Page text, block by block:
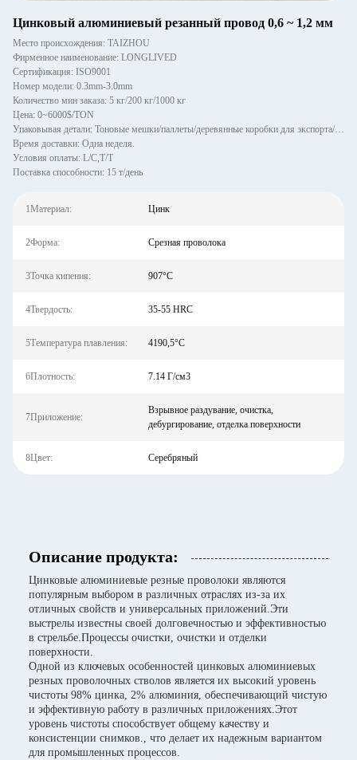
Цинковый алюминиевый резанный провод 0,6 ~ 1,2 мм
Место происхождения: TAIZHOU
Фирменное наименование: LONGLIVED
Сертификация: ISO9001
Номер модели: 0.3mm-3.0mm
Количество мин заказа: 5 кг/200 кг/1000 кг
Цена: 0~6000$/TON
Упаковывая детали: Тоновые мешки/паллеты/деревянные коробки для экспорта/по индивидуальному заказу
Время доставки: Одна неделя.
Условия оплаты: L/C,T/T
Поставка способности: 15 т/день
1Материал: Цинк
2Форма: Срезная проволока
3Точка кипения: 907°C
4Твердость: 35-55 HRC
5Температура плавления: 4190,5°C
6Плотность: 7.14 Г/см3
7Приложение:
Взрывное раздувание, очистка,
дебургирование, отделка поверхности
8Цвет: Серебряный
Описание продукта:
Цинковые алюминиевые резные проволоки являются
популярным выбором в различных отраслях из-за их
отличных свойств и универсальных приложений.Эти
выстрелы известны своей долговечностью и эффективностью
в стрельбе.Процессы очистки, очистки и отделки
поверхности.
Одной из ключевых особенностей цинковых алюминиевых
резных проволочных стволов является их высокий уровень
чистоты 98% цинка, 2% алюминия, обеспечивающий чистую
и эффективную работу в различных приложениях.Этот
уровень чистоты способствует общему качеству и
консистенции снимков., что делает их надежным вариантом
для промышленных процессов.